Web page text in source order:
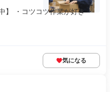
】 ・コツコツ作業が好き ・
気になる